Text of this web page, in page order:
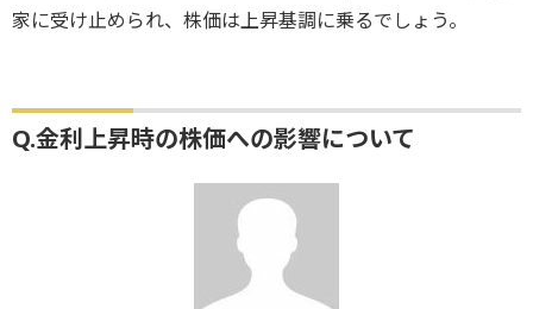
家に受け止められ、株価は上昇基調に乗るでしょう。
Q.金利上昇時の株価への影響について